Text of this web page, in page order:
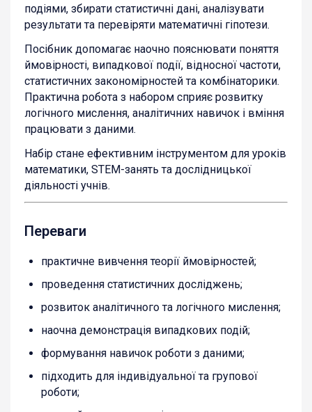
подіями, збирати статистичні дані, аналізувати
результати та перевіряти математичні гіпотези.
Посібник допомагає наочно пояснювати поняття
ймовірності, випадкової події, відносної частоти,
статистичних закономірностей та комбінаторики.
Практична робота з набором сприяє розвитку
логічного мислення, аналітичних навичок і вміння
працювати з даними.
Набір стане ефективним інструментом для уроків
математики, STEM-занять та дослідницької
діяльності учнів.
Переваги
практичне вивчення теорії ймовірностей;
проведення статистичних досліджень;
розвиток аналітичного та логічного мислення;
наочна демонстрація випадкових подій;
формування навичок роботи з даними;
підходить для індивідуальної та групової
роботи;